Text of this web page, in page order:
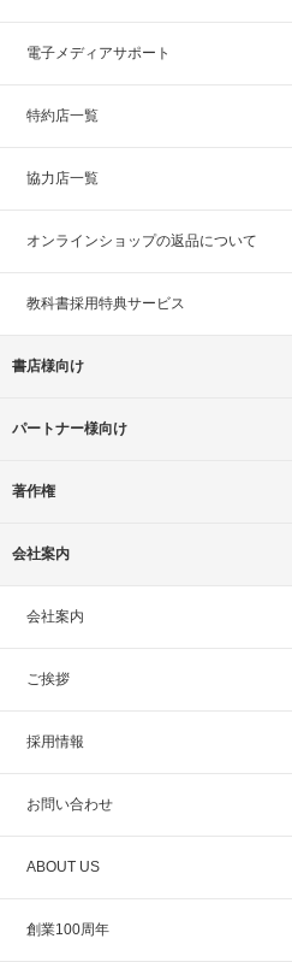
電子メディアサポート
特約店一覧
協力店一覧
オンラインショップの返品について
教科書採用特典サービス
書店様向け
パートナー様向け
著作権
会社案内
会社案内
ご挨拶
採用情報
お問い合わせ
ABOUT US
創業100周年